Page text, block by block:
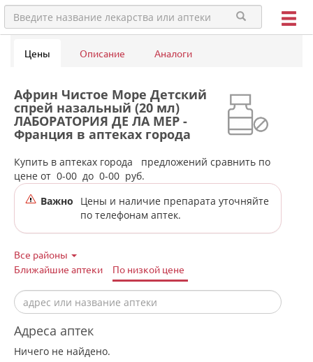
Цены Описание Аналоги
Африн Чистое Море Детский
спрей назальный (20 мл)
ЛАБОРАТОРИЯ ДЕ ЛА МЕР -
Франция в аптеках города
Туринска
Купить в аптеках города
предложений сравнить по
цене от 0-00 до 0-00 руб.
Важно
Цены и наличие препарата уточняйте
по телефонам аптек.
Все районы
Ближайшие аптеки
По низкой цене
Адреса аптек
Ничего не найдено.